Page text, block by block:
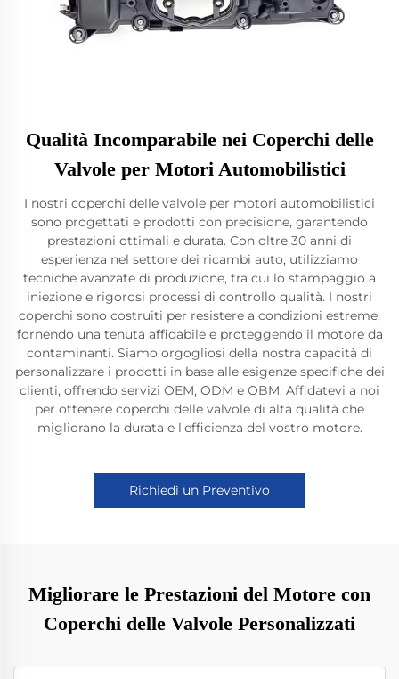
Qualità Incomparabile nei Coperchi delle
Valvole per Motori Automobilistici
I nostri coperchi delle valvole per motori automobilistici
sono progettati e prodotti con precisione, garantendo
prestazioni ottimali e durata. Con oltre 30 anni di
esperienza nel settore dei ricambi auto, utilizziamo
tecniche avanzate di produzione, tra cui lo stampaggio a
iniezione e rigorosi processi di controllo qualità. I nostri
coperchi sono costruiti per resistere a condizioni estreme,
fornendo una tenuta affidabile e proteggendo il motore da
contaminanti. Siamo orgogliosi della nostra capacità di
personalizzare i prodotti in base alle esigenze specifiche dei
clienti, offrendo servizi OEM, ODM e OBM. Affidatevi a noi
per ottenere coperchi delle valvole di alta qualità che
migliorano la durata e l'efficienza del vostro motore.
Richiedi un Preventivo
Migliorare le Prestazioni del Motore con
Coperchi delle Valvole Personalizzati